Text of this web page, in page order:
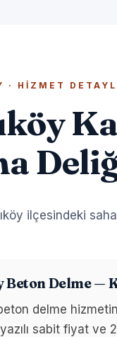
· HIZMET
ilçesindeki
Beton Delme —
delme
sabit fiyat ve